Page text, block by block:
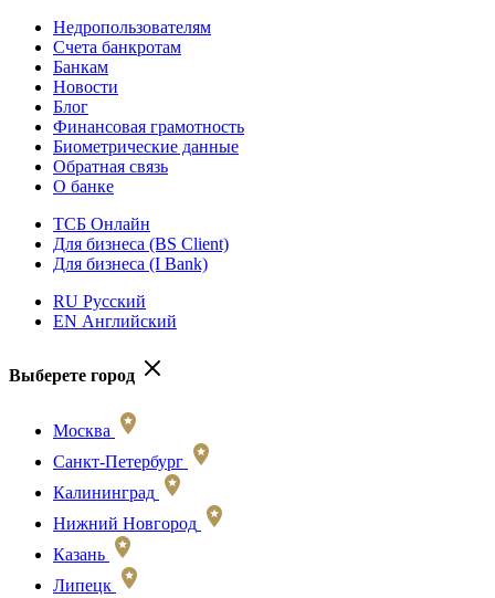
Недропользователям
Счета банкротам
Банкам
Новости
Блог
Финансовая грамотность
Биометрические данные
Обратная связь
О банке
ТСБ Онлайн
Для бизнеса (BS Client)
Для бизнеса (I Bank)
RU Русский
EN Английский
Выберете город
Москва
Санкт-Петербург
Калининград
Нижний Новгород
Казань
Липецк